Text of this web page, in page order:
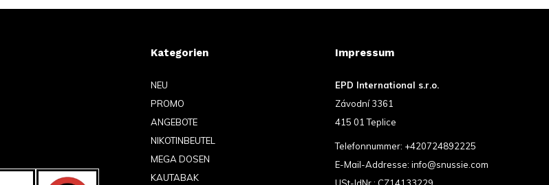
Kategorien
NEU
PROMO
ANGEBOTE
NIKOTINBEUTEL
MEGA DOSEN
KAUTABAK
Impressum
EPD International s.r.o.
Závodní 3361
415 01 Teplice
Telefonnummer: +420724892225
E-Mail-Addresse: info@snussie.com